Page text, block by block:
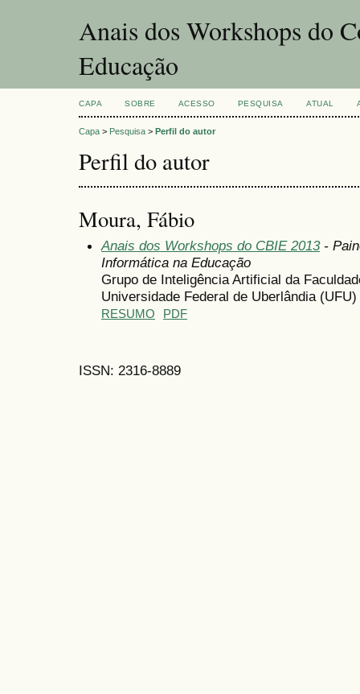
Anais dos Workshops do
Educação
CAPA SOBRE ACESSO PESQUISA ATUAL
Capa > Pesquisa > Perfil do autor
Perfil do autor
Moura, Fábio
Anais dos Workshops do CBIE 2013-
Informática na Educação
Grupo de Inteligência Artificial da
Universidade Federal de Uberlândia
RESUMO PDF
ISSN: 2316-8889